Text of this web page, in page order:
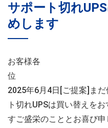
サポート切れ
めします
お客様各
2025年6月4日[ご提案]ま
ト切れUPSは買い替えを
すご盛栄のこととお喜び